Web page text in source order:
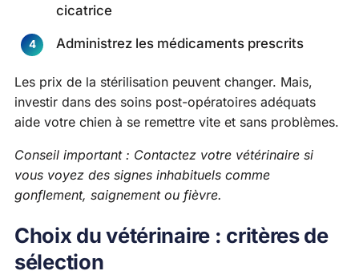
cicatrice
Administrez les médicaments prescrits
Les prix de la stérilisation peuvent changer. Mais,
investir dans des soins post-opératoires adéquats
aide votre chien à se remettre vite et sans problèmes.
Conseil important : Contactez votre vétérinaire si
vous voyez des signes inhabituels comme
gonflement, saignement ou fièvre.
Choix du vétérinaire : critères de
sélection